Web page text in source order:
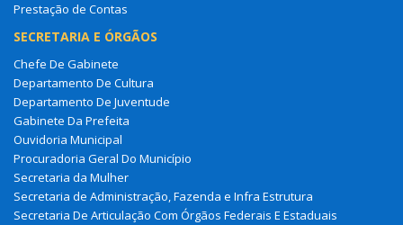
Prestação de Contas
SECRETARIA E ÓRGÃOS
Chefe De Gabinete
Departamento De Cultura
Departamento De Juventude
Gabinete Da Prefeita
Ouvidoria Municipal
Procuradoria Geral Do Município
Secretaria da Mulher
Secretaria de Administração, Fazenda e Infra Estrutura
Secretaria De Articulação Com Órgãos Federais E Estaduais